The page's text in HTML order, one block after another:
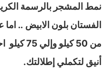
نمط المشجر بالرسمة
الفستان بلون الابيض ..
من 50
أنيق لتكملي إطلالتك.